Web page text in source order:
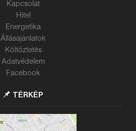
Kapcsolat
Hitel
Energetika
Állásajánlatok
Költöztetés
Adatvédelem
Facebook
TÉRKÉP